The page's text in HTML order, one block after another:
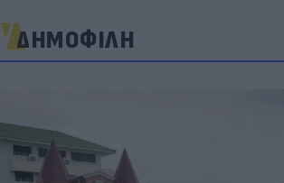
ΔΗΜΟΦΙΛΗ